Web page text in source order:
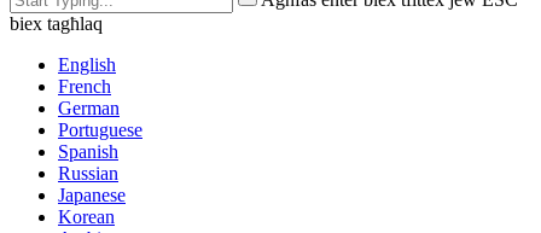
biex tagħlaq
English
French
German
Portuguese
Spanish
Russian
Japanese
Korean